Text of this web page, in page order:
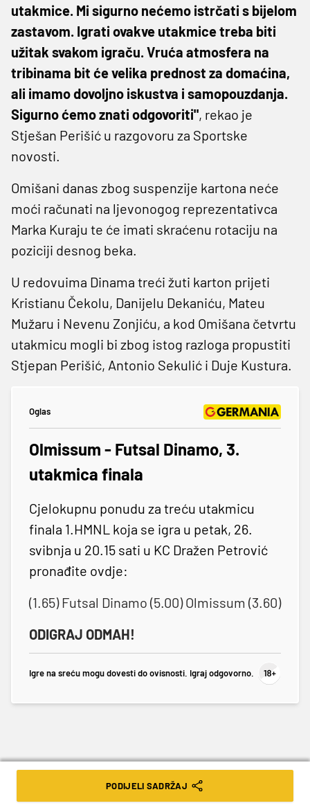
utakmice. Mi sigurno nećemo istrčati s bijelom
zastavom. Igrati ovakve utakmice treba biti
užitak svakom igraču. Vruća atmosfera na
tribinama bit će velika prednost za domaćina,
ali imamo dovoljno iskustva i samopouzdanja.
Sigurno ćemo znati odgovoriti", rekao je
Stješan Perišić u razgovoru za Sportske
novosti.
Omišani danas zbog suspenzije kartona neće
moći računati na ljevonogog reprezentativca
Marka Kuraju te će imati skraćenu rotaciju na
poziciji desnog beka.
U redovuima Dinama treći žuti karton prijeti
Kristianu Čekolu, Danijelu Dekaniću, Mateu
Mužaru i Nevenu Zonjiću, a kod Omišana četvrtu
utakmicu mogli bi zbog istog razloga propustiti
Stjepan Perišić, Antonio Sekulić i Duje Kustura.
Oglas
Olmissum - Futsal Dinamo, 3.
utakmica finala
Cjelokupnu ponudu za treću utakmicu
finala 1.HMNL koja se igra u petak, 26.
svibnja u 20.15 sati u KC Dražen Petrović
pronađite ovdje:
(1.65) Futsal Dinamo (5.00) Olmissum (3.60)
ODIGRAJ ODMAH!
Igre na sreću mogu dovesti do ovisnosti. Igraj odgovorno.
PODIJELI SADRŽAJ